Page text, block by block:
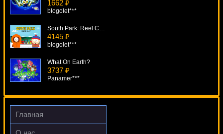
1662 ₽
blogolet***
South Park: Reel Chaos
4145 ₽
blogolet***
What On Earth?
3737 ₽
Panamer***
TXS Holdem Pro Series
4835 ₽
Главная